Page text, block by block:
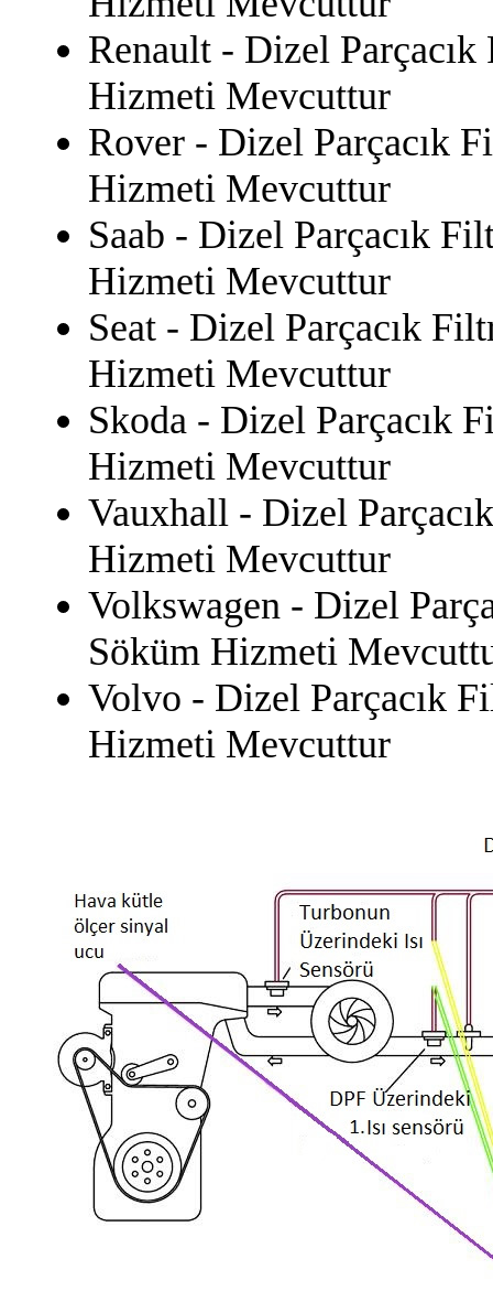
Renault - Dizel
Hizmeti Mevcuttur
Rover - Dizel Parçacık
Hizmeti Mevcuttur
Saab - Dizel Parçacık
Hizmeti Mevcuttur
Seat - Dizel Parçacık
Hizmeti Mevcuttur
Skoda - Dizel Parçacık
Hizmeti Mevcuttur
Vauxhall - Dizel
Hizmeti Mevcuttur
Volkswagen - Dizel
Söküm Hizmeti
Volvo - Dizel Parçacık
Hizmeti Mevcuttur